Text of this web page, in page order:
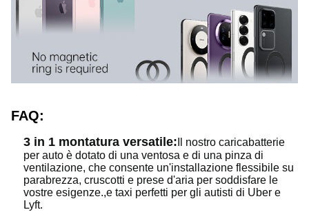
FAQ:
3 in 1 montatura versatile: Il nostro caricabatterie
per auto è dotato di una ventosa e di una pinza di
ventilazione, che consente un'installazione flessibile su
parabrezza, cruscotti e prese d'aria per soddisfare le
vostre esigenze.,e taxi perfetti per gli autisti di Uber e
Lyft.